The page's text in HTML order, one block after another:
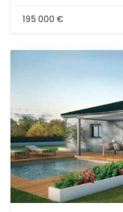
195 000 €